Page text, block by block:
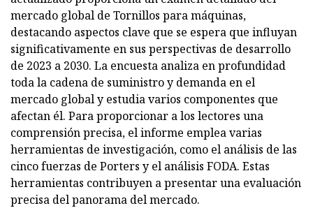
mercado global de Tornillos para máquinas,
destacando aspectos clave que se espera que influyan
significativamente en sus perspectivas de desarrollo
de 2023 a 2030. La encuesta analiza en profundidad
toda la cadena de suministro y demanda en el
mercado global y estudia varios componentes que
afectan él. Para proporcionar a los lectores una
comprensión precisa, el informe emplea varias
herramientas de investigación, como el análisis de las
cinco fuerzas de Porters y el análisis FODA. Estas
herramientas contribuyen a presentar una evaluación
precisa del panorama del mercado.